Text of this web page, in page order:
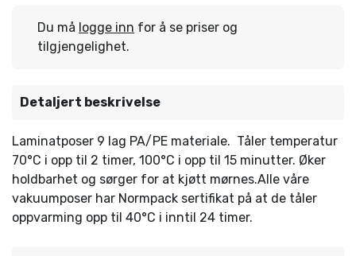
Du må logge inn for å se priser og
tilgjengelighet.
Detaljert beskrivelse
Laminatposer 9 lag PA/PE materiale. Tåler temperatur
70°C i opp til 2 timer, 100°C i opp til 15 minutter. Øker
holdbarhet og sørger for at kjøtt mørnes.Alle våre
vakuumposer har Normpack sertifikat på at de tåler
oppvarming opp til 40°C i inntil 24 timer.